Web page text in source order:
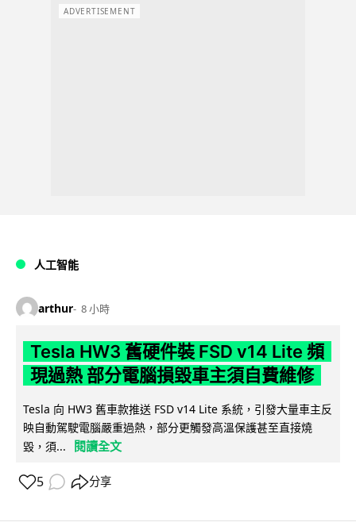
ADVERTISEMENT
人工智能
arthur 8 小時
Tesla HW3 舊硬件裝 FSD v14 Lite 頻
現過熱 部分電腦損毀車主須自費維修
Tesla 向 HW3 舊車款推送 FSD v14 Lite 系統，引發大量車主反
映自動駕駛電腦嚴重過熱，部分更觸發高溫保護甚至直接燒
毀，須...
閱讀全文
5 分享